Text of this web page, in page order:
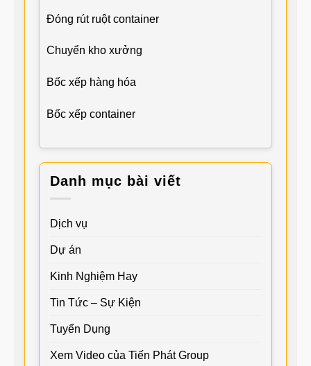
Đóng rút ruột container
Chuyển kho xưởng
Bốc xếp hàng hóa
Bốc xếp container
Danh mục bài viết
Dịch vụ
Dự án
Kinh Nghiệm Hay
Tin Tức – Sự Kiện
Tuyển Dụng
Xem Video của Tiến Phát Group